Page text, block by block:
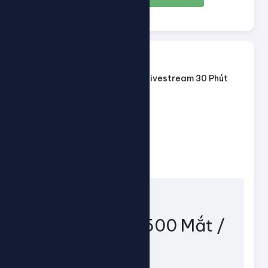
Tăng Mắt Livestream 30 Phút
Min 50 - Max 500 Mắt /